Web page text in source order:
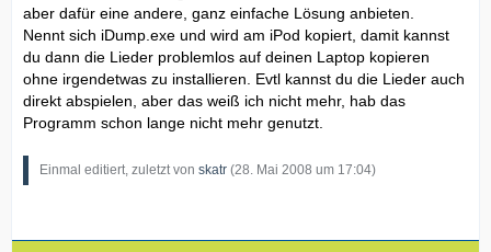
aber dafür eine andere, ganz einfache Lösung anbieten.
Nennt sich iDump.exe und wird am iPod kopiert, damit kannst
du dann die Lieder problemlos auf deinen Laptop kopieren
ohne irgendetwas zu installieren. Evtl kannst du die Lieder auch
direkt abspielen, aber das weiß ich nicht mehr, hab das
Programm schon lange nicht mehr genutzt.
Einmal editiert, zuletzt von skatr (28. Mai 2008 um 17:04)